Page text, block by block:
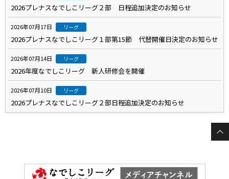
2026プレナスなでしこリーグ２部 日程追加決定のお知らせ
2026年07月17日 リーグ
2026プレナスなでしこリーグ１部第15節 代替開催日決定のお知らせ
2026年07月14日 リーグ
2026年度なでしこリーグ 新人研修会を開催
2026年07月10日 リーグ
2026プレナスなでしこリーグ２部日程追加決定のお知らせ